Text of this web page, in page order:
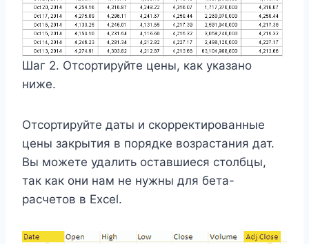
Шаг 2. Отсортируйте цены, как указано
ниже.
Отсортируйте даты и скорректированные
цены закрытия в порядке возрастания дат.
Вы можете удалить оставшиеся столбцы,
так как они нам не нужны для бета-
расчетов в Excel.